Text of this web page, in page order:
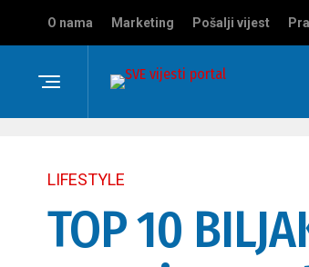
O nama Marketing Pošalji vijest
LIFESTYLE
TOP 10